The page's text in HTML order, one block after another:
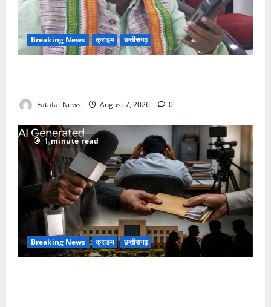
Breaking News क्राइम छत्तीसगढ़
Fatafat News August 7, 2026 0
1 minute read
Breaking News क्राइम छत्तीसगढ़